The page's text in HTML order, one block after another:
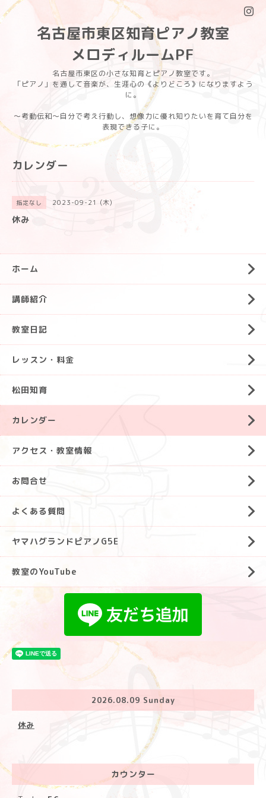
名古屋市東区知育ピアノ教室
メロディルームPF
名古屋市東区の小さな知育とピアノ教室です。
「ピアノ」を通して音楽が、生涯心の《よりどころ》になりますよう
に。
〜考動伝和〜自分で考え行動し、想像力に優れ知りたいを育て自分を
表現できる子に。
カレンダー
指定なし 2023-09-21 (木)
休み
ホーム
講師紹介
教室日記
レッスン・料金
松田知育
カレンダー
アクセス・教室情報
お問合せ
よくある質問
ヤマハグランドピアノG5E
教室のYouTube
2026.08.09 Sunday
休み
カウンター